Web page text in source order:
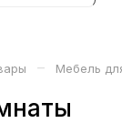
– Мебель